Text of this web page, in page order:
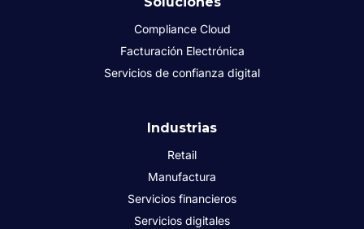
Compliance Cloud
Facturación Electrónica
Servicios de confianza digital
Industrias
Retail
Manufactura
Servicios financieros
Servicios digitales